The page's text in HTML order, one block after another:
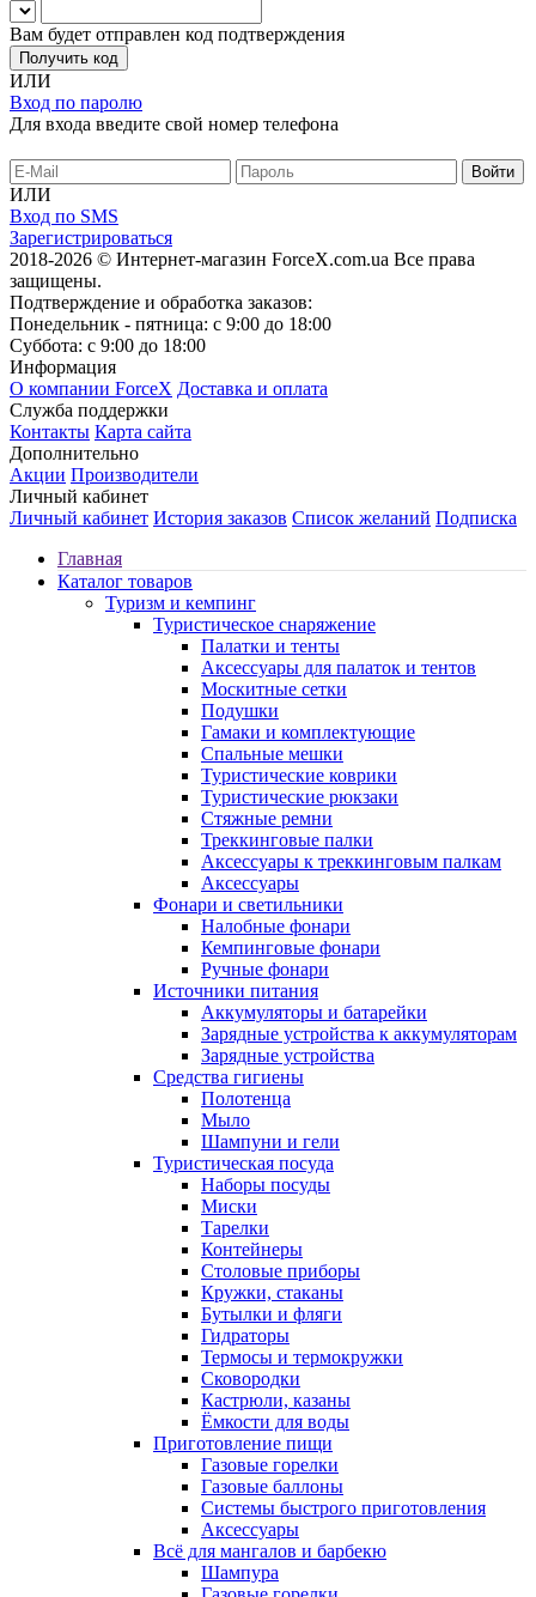
Вам будет отправлен код подтверждения
Получить код
ИЛИ
Вход по паролю
Для входа введите свой номер телефона
ИЛИ
Вход по SMS
Зарегистрироваться
2018-2026 © Интернет-магазин ForceX.com.ua Все права
защищены.
Подтверждение и обработка заказов:
Понедельник - пятница: с 9:00 до 18:00
Суббота: с 9:00 до 18:00
Информация
О компании ForceX Доставка и оплата
Служба поддержки
Контакты Карта сайта
Дополнительно
Акции Производители
Личный кабинет
Личный кабинет История заказов Список желаний Подписка
Главная
Каталог товаров
Туризм и кемпинг
Туристическое снаряжение
Палатки и тенты
Аксессуары для палаток и тентов
Москитные сетки
Подушки
Гамаки и комплектующие
Спальные мешки
Туристические коврики
Туристические рюкзаки
Стяжные ремни
Треккинговые палки
Аксессуары к треккинговым палкам
Аксессуары
Фонари и светильники
Налобные фонари
Кемпинговые фонари
Ручные фонари
Источники питания
Аккумуляторы и батарейки
Зарядные устройства к аккумуляторам
Зарядные устройства
Средства гигиены
Полотенца
Мыло
Шампуни и гели
Туристическая посуда
Наборы посуды
Миски
Тарелки
Контейнеры
Столовые приборы
Кружки, стаканы
Бутылки и фляги
Гидраторы
Термосы и термокружки
Сковородки
Кастрюли, казаны
Ёмкости для воды
Приготовление пищи
Газовые горелки
Газовые баллоны
Системы быстрого приготовления
Аксессуары
Всё для мангалов и барбекю
Шампура